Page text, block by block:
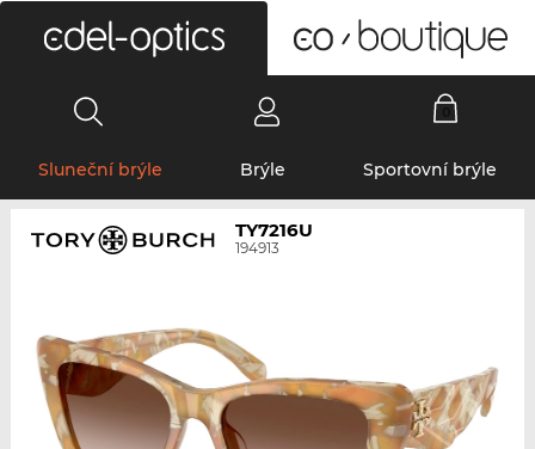
Sluneční brýle Brýle Sportovní brýle
TY7216U
194913